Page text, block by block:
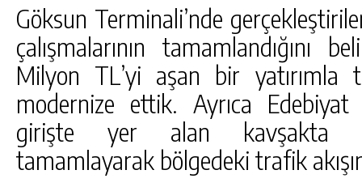
Göksun Terminali’nde
çalışmalarının tamamlandığını
Milyon TL’yi aşan bir yatırımla
modernize ettik. Ayrıca Edebiyat
girişte yer alan kavşakta
tamamlayarak bölgedeki trafik